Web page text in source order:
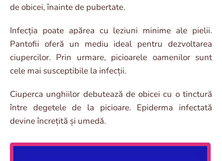
de obicei, înainte de pubertate.
Infecția poate apărea cu leziuni minime ale pielii.
Pantofii oferă un mediu ideal pentru dezvoltarea
ciupercilor. Prin urmare, picioarele oamenilor sunt
cele mai susceptibile la infecții.
Ciuperca unghiilor debutează de obicei cu o tinctură
între degetele de la picioare. Epiderma infectată
devine încrețită și umedă.